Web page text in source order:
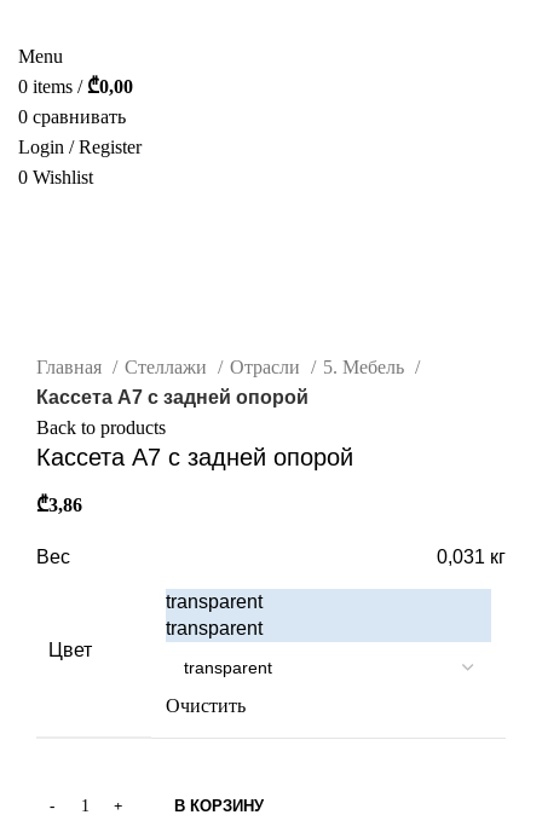
Menu
0 items / ₾0,00
0 сравнивать
Login / Register
0 Wishlist
Главная
Стеллажи Отрасли
5. Мебель
Кассета А7 с задней опорой
Back to products
Кассета А7 с задней опорой
₾3,86
Вес 0,031 кг
Цвет
transparent
transparent
Очистить
В КОРЗИНУ